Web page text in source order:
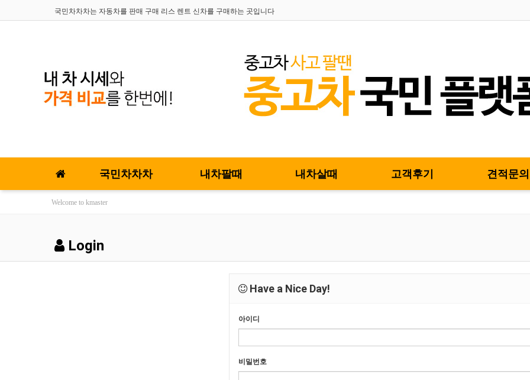
국민차차차는 자동차를 판매 구매 리스 렌트 신차를 구매하는 곳입니다
국민차차차 내차팔때 내차살때 고객후기 견적문의
Welcome to kmaster
Login
Have a Nice Day!
아이디
비밀번호